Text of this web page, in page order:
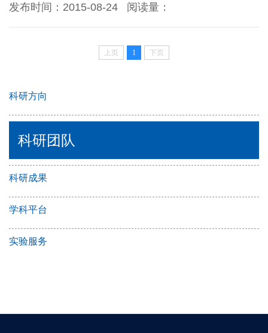
发布时间：2015-08-24 阅读量：
上页 1 下页
科研方向
科研团队
科研成果
学科平台
实验服务